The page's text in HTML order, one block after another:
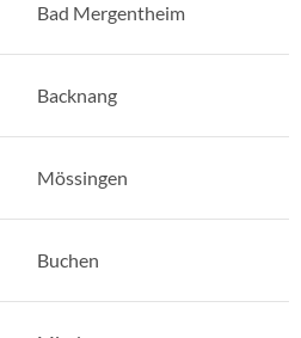
Bad Mergentheim
Backnang
Mössingen
Buchen